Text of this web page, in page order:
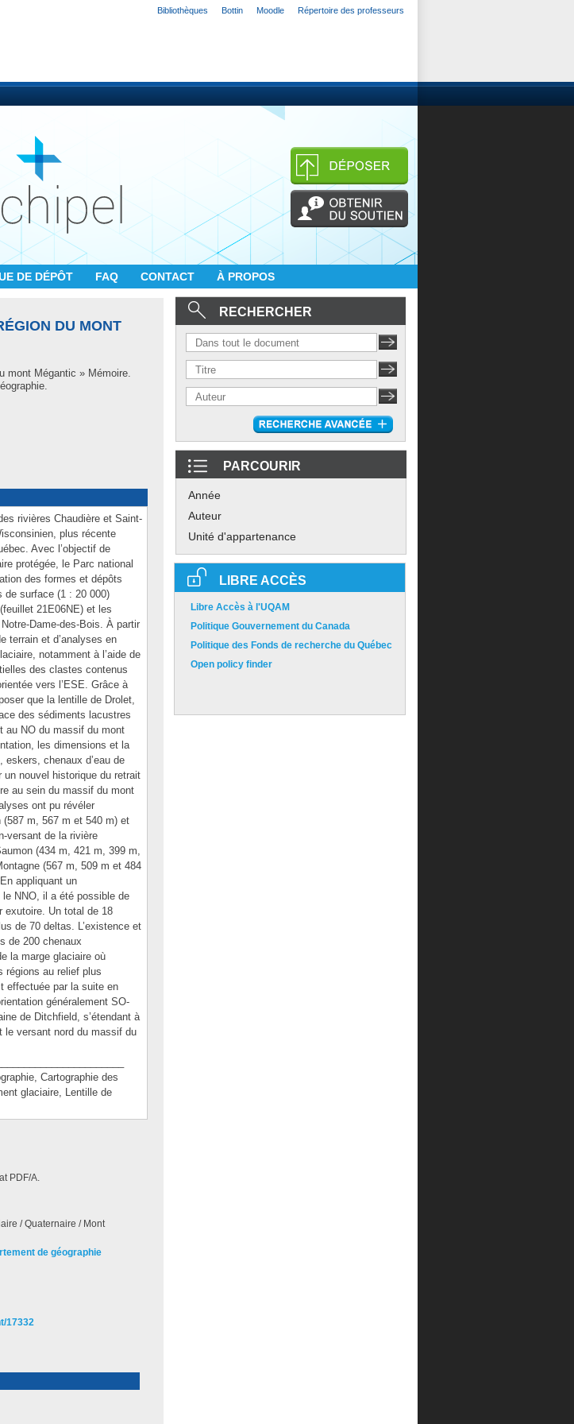
Bibliothèques Bottin Moodle Répertoire des professeurs
DE DÉPÔT FAQ CONTACT À PROPOS
DU MONT
mont Mégantic » Mémoire.
rivières Chaudière et Saint-
plus récente
Avec l’objectif de
protégée, le Parc national
des formes et dépôts
de surface (1 : 20 000)
21E06NE) et les
Dame-des-Bois. À partir
terrain et d’analyses en
notamment à l’aide de
des clastes contenus
vers l’ESE. Grâce à
que la lentille de Drolet,
des sédiments lacustres
au NO du massif du mont
les dimensions et la
chenaux d’eau de
nouvel historique du retrait
au sein du massif du mont
ont pu révéler
(587 m, 567 m et 540 m) et
versant de la rivière
(434 m, 421 m, 399 m,
(567 m, 509 m et 484
appliquant un
NNO, il a été possible de
exutoire. Un total de 18
de 70 deltas. L’existence et
de 200 chenaux
la marge glaciaire où
régions au relief plus
effectuée par la suite en
généralement SO-
de Ditchfield, s’étendant à
le versant nord du massif du
Cartographie des
glaciaire, Lentille de
PDF/A.
/ Quaternaire / Mont
de géographie
17332
RECHERCHER
PARCOURIR
Année
Auteur
Unité d'appartenance
LIBRE ACCÈS
Libre Accès à l'UQAM
Politique Gouvernement du Canada
Politique des Fonds de recherche du Québec
Open policy finder